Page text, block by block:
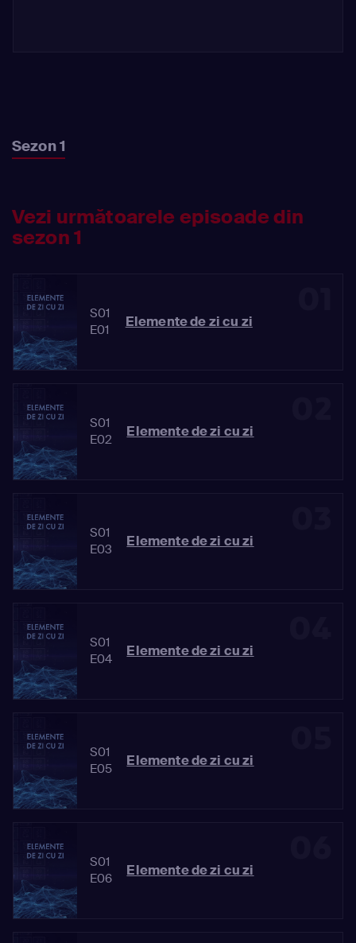
Sezon 1
Vezi următoarele episoade din
sezon 1
S01
E01
Elemente de zi cu zi
S01
E02
Elemente de zi cu zi
S01
E03
Elemente de zi cu zi
S01
E04
Elemente de zi cu zi
S01
E05
Elemente de zi cu zi
S01
E06
Elemente de zi cu zi